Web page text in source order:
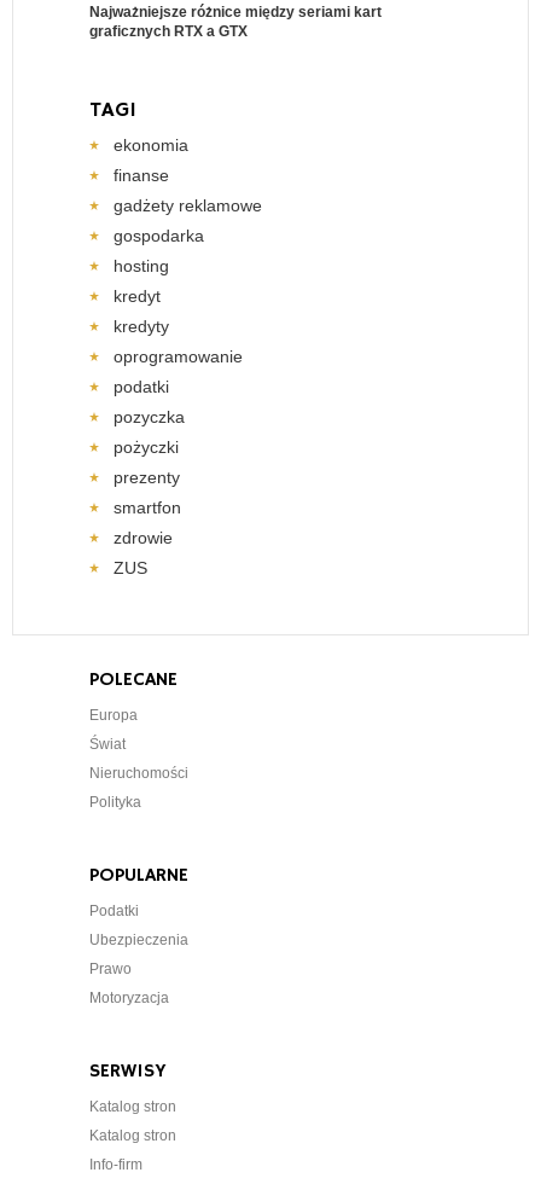
Najważniejsze różnice między seriami kart
graficznych RTX a GTX
TAGI
ekonomia
finanse
gadżety reklamowe
gospodarka
hosting
kredyt
kredyty
oprogramowanie
podatki
pozyczka
pożyczki
prezenty
smartfon
zdrowie
ZUS
POLECANE
Europa
Świat
Nieruchomości
Polityka
POPULARNE
Podatki
Ubezpieczenia
Prawo
Motoryzacja
SERWISY
Katalog stron
Katalog stron
Info-firm